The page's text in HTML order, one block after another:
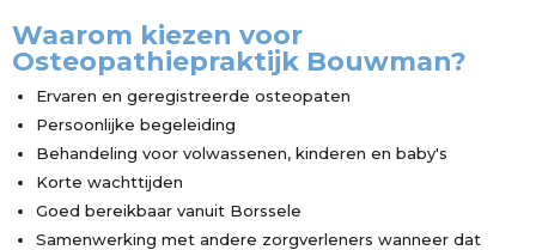
Waarom kiezen voor
Osteopathiepraktijk Bouwman?
Ervaren en geregistreerde osteopaten
Persoonlijke begeleiding
Behandeling voor volwassenen, kinderen en baby's
Korte wachttijden
Goed bereikbaar vanuit Borssele
Samenwerking met andere zorgverleners wanneer dat